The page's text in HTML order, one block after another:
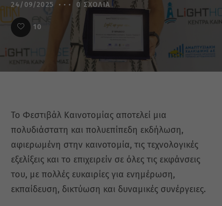
24/09/2025 0 ΣΧΌΛΙΑ
10
Το Φεστιβάλ Καινοτομίας αποτελεί μια
πολυδιάστατη και πολυεπίπεδη εκδήλωση,
αφιερωμένη στην καινοτομία, τις τεχνολογικές
εξελίξεις και το επιχειρείν σε όλες τις εκφάνσεις
του, με πολλές ευκαιρίες για ενημέρωση,
εκπαίδευση, δικτύωση και δυναμικές συνέργειες.